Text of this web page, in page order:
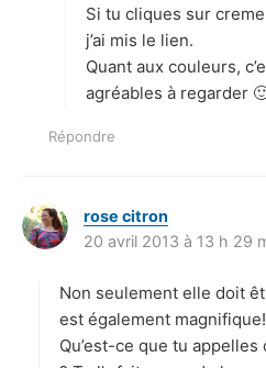
Si tu cliques sur
j’ai mis le lien.
Quant aux couleurs,
agréables à regarder
Répondre
rose citron
i
:
20 avril 2013 à 13 h 29
Non seulement elle doit
est également
Qu’est-ce que tu